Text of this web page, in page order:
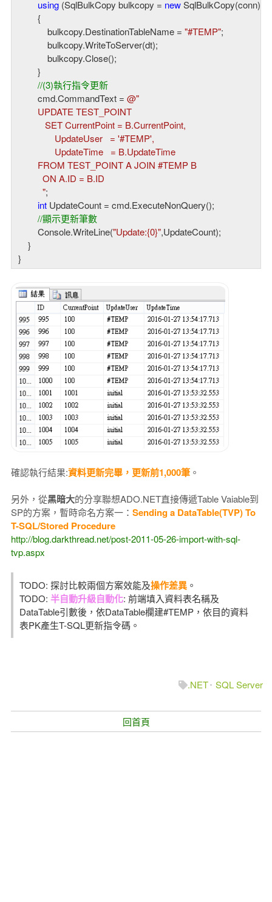
using (SqlBulkCopy bulkcopy = new SqlBulkCopy(conn))
        {
            bulkcopy.DestinationTableName =
"#TEMP";
            bulkcopy.WriteToServer(dt);
            bulkcopy.Close();
        }
//(3)執行指令更新
        cmd.CommandText =
@"
        UPDATE TEST_POINT
           SET CurrentPoint = B.CurrentPoint,
               UpdateUser   = '#TEMP',
               UpdateTime   = B.UpdateTime
        FROM TEST_POINT A JOIN #TEMP B
          ON A.ID = B.ID
          "
;
int UpdateCount = cmd.ExecuteNonQuery();
//顯示更新筆數
        Console.WriteLine(
"Update:{0}",UpdateCount);
    }
}
確認執行結果:資料更新完畢，更新前1,000筆。
另外，從黑暗大的分享聯想ADO.NET直接傳遞Table Vaiable到
SP的方案，暫時命名方案一： Sending a DataTable(TVP) To
T-SQL/Stored Procedure
http://blog.darkthread.net/post-2011-05-26-import-with-sql-
tvp.aspx
TODO: 探討比較兩個方案效能及操作差異。
TODO: 半自動升級自動化: 前端填入資料表名稱及
DataTable引數後，依DataTable欄建#TEMP，依目的資料
表PK產生T-SQL更新指令碼。
.NET SQL Server
回首頁